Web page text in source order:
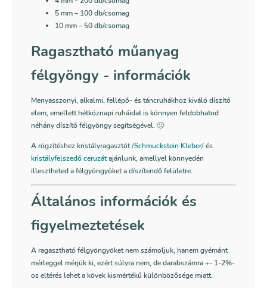
5 mm– 100 db/csomag
10 mm – 50 db/csomag
Ragasztható műanyag
félgyöngy - információk
Menyasszonyi, alkalmi, fellépő- és táncruhákhoz kiváló díszítő
elem, emellett hétköznapi ruháidat is könnyen feldobhatod
néhány díszítő félgyöngy segítségével. 🙂
A rögzítéshez kristályragasztót/Schmuckstein Kleber/és
kristályfelszedő ceruzátajánlunk, amellyel könnyedén
illesztheted a félgyöngyöket a díszítendő felületre.
Általános információk és
figyelmeztetések
A ragasztható félgyöngyöket nem számoljuk, hanem gyémánt
mérleggel mérjük ki, ezért súlyra nem, de darabszámra +- 1-2%-
os eltérés lehet a kövek kismértékű különbözősége miatt.